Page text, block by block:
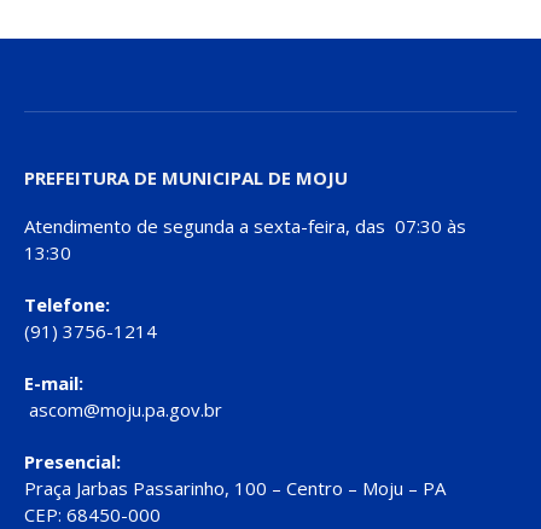
PREFEITURA DE MUNICIPAL DE MOJU
Atendimento de segunda a sexta-feira, das 07:30 às
13:30
Telefone:
(91) 3756-1214
E-mail:
ascom@moju.pa.gov.br
Presencial:
Praça Jarbas Passarinho, 100 – Centro – Moju – PA
CEP: 68450-000